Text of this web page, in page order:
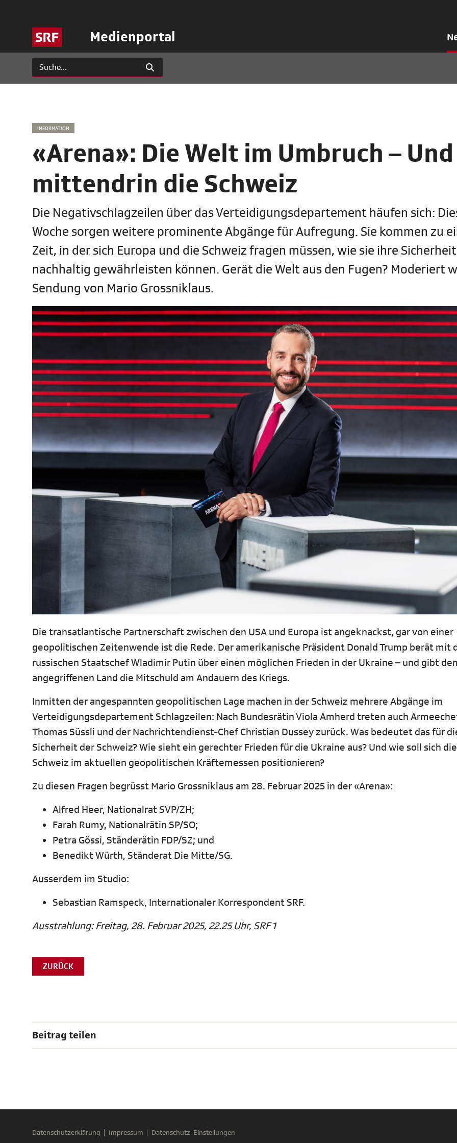
Medienportal
INFORMATION
«Arena»: Die Welt im Umbruch – Und
mittendrin die Schweiz
Die Negativschlagzeilen über das Verteidigungsdepartement häufen sich:
Woche sorgen weitere prominente Abgänge für Aufregung. Sie kommen zu
Zeit, in der sich Europa und die Schweiz fragen müssen, wie sie ihre Sicherheit
nachhaltig gewährleisten können. Gerät die Welt aus den Fugen? Moderiert
Sendung von Mario Grossniklaus.
Die transatlantische Partnerschaft zwischen den USA und Europa ist angeknackst, gar von einer
geopolitischen Zeitenwende ist die Rede. Der amerikanische Präsident Donald Trump berät mit
russischen Staatschef Wladimir Putin über einen möglichen Frieden in der Ukraine – und gibt
angegriffenen Land die Mitschuld am Andauern des Kriegs.
Inmitten der angespannten geopolitischen Lage machen in der Schweiz mehrere Abgänge im
Verteidigungsdepartement Schlagzeilen: Nach Bundesrätin Viola Amherd treten auch
Thomas Süssli und der Nachrichtendienst-Chef Christian Dussey zurück. Was bedeutet das für
Sicherheit der Schweiz? Wie sieht ein gerechter Frieden für die Ukraine aus? Und wie soll sich die
Schweiz im aktuellen geopolitischen Kräftemessen positionieren?
Zu diesen Fragen begrüsst Mario Grossniklaus am 28. Februar 2025 in der «Arena»:
Alfred Heer, Nationalrat SVP/ZH;
Farah Rumy, Nationalrätin SP/SO;
Petra Gössi, Ständerätin FDP/SZ; und
Benedikt Würth, Ständerat Die Mitte/SG.
Ausserdem im Studio:
Sebastian Ramspeck, Internationaler Korrespondent SRF.
Ausstrahlung: Freitag, 28. Februar 2025, 22.25 Uhr, SRF 1
ZURÜCK
Beitrag teilen
Datenschutzerklärung Impressum Datenschutz-Einstellungen